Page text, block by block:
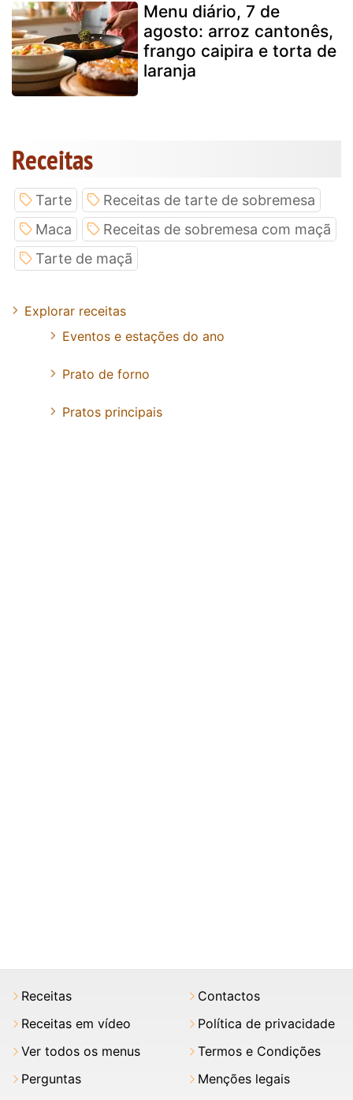
Menu diário, 7 de
agosto: arroz cantonês,
frango caipira e torta de
laranja
Receitas
Tarte
Receitas de tarte de sobremesa
Maca
Receitas de sobremesa com maçã
Tarte de maçã
Explorar receitas
Eventos e estações do ano
Prato de forno
Pratos principais
Receitas
Receitas em vídeo
Ver todos os menus
Perguntas
Contactos
Política de privacidade
Termos e Condições
Menções legais